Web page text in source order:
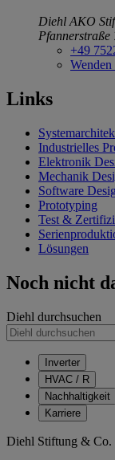
Diehl AKO
Pfannerstraße
+49
Wenden
Links
Industrielles
Elektronik
Mechanik
Software
Prototyping
Test &
Lösungen
Noch nicht
Diehl durchsuchen
Inverter
HVAC / R
Nachhaltigkeit
Karriere
Diehl Stiftung &